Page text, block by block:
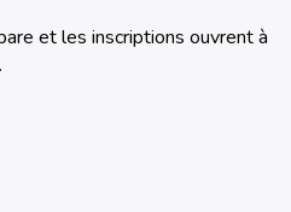
et les inscriptions ouvrent à